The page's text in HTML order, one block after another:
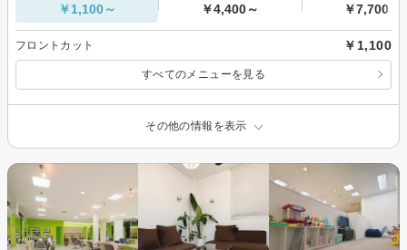
￥1,100～ ￥4,400～ ￥7,700～
フロントカット ￥1,100
すべてのメニューを見る
その他の情報を表示